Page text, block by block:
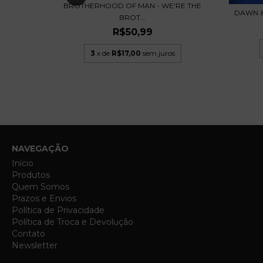
BROTHERHOOD OF MAN - WE'RE THE
BROT...
R$50,99
3 x de R$17,00 sem juros
DAWN
NAVEGAÇÃO
Início
Produtos
Quem Somos
Prazos e Envios
Política de Privacidade
Política de Troca e Devolução
Contato
Newsletter